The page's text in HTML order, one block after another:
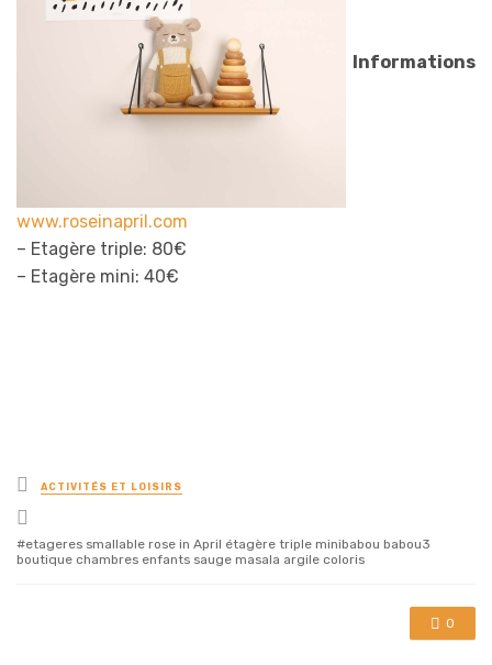
Informations
www.roseinapril.com
– Etagère triple: 80€
– Etagère mini: 40€
Posted
in
ACTIVITÉS ET LOISIRS
with
etageres smallable rose in April étagère triple minibabou babou3
boutique chambres enfants sauge masala argile coloris
0